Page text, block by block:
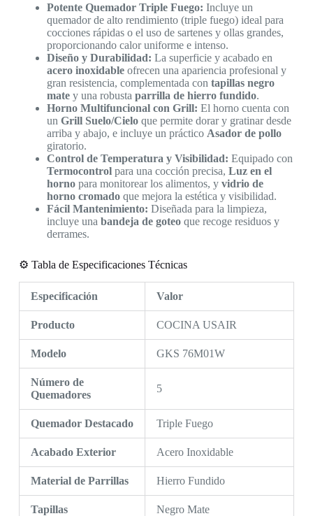
Potente Quemador Triple Fuego: Incluye un
quemador de alto rendimiento (triple fuego) ideal para
cocciones rápidas o el uso de sartenes y ollas grandes,
proporcionando calor uniforme e intenso.
Diseño y Durabilidad: La superficie y acabado en
acero inoxidableofrecen una apariencia profesional y
gran resistencia, complementada con tapillas negro
matey una robusta parrilla de hierro fundido.
Horno Multifuncional con Grill: El horno cuenta con
un Grill Suelo/Cieloque permite dorar y gratinar desde
arriba y abajo, e incluye un práctico Asador de pollo
giratorio.
Control de Temperatura y Visibilidad: Equipado con
Termocontrolpara una cocción precisa, Luz en el
hornopara monitorear los alimentos, y vidrio de
horno cromadoque mejora la estética y visibilidad.
Fácil Mantenimiento: Diseñada para la limpieza,
incluye una bandeja de goteoque recoge residuos y
derrames.
⚙️ Tabla de Especificaciones Técnicas
Especificación Valor
Producto COCINA USAIR
Modelo GKS 76M01W
Número de
Quemadores
5
Quemador Destacado Triple Fuego
Acabado Exterior Acero Inoxidable
Material de Parrillas Hierro Fundido
Tapillas Negro Mate